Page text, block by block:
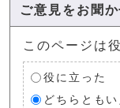
ご意見をお聞
このページは
役に立った
どちらとも